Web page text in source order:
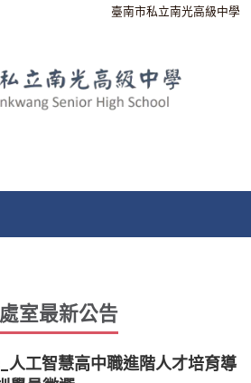
臺南市私立南光高級中學
室最新公告
人工智慧高中職進階人才培育導